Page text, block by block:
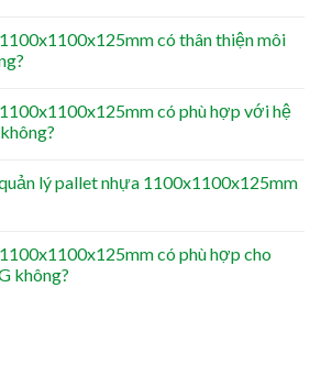
có thân thiện môi
có phù hợp với hệ
lý pallet nhựa 1100x1100x125mm
có phù hợp cho
không?